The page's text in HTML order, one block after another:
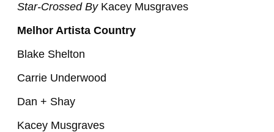
Star-Crossed By Kacey Musgraves
Melhor Artista Country
Blake Shelton
Carrie Underwood
Dan + Shay
Kacey Musgraves